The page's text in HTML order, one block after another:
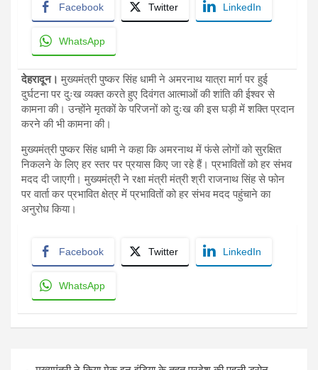
Facebook Twitter LinkedIn
WhatsApp
देहरादून। मुख्यमंत्री पुष्कर सिंह धामी ने अमरनाथ यात्रा मार्ग पर हुई
दुर्घटना पर दुःख व्यक्त करते हुए दिवंगत आत्माओं की शांति की ईश्वर से
कामना की। उन्होंने मृतकों के परिजनों को दुःख की इस घड़ी में शक्ति प्रदान
करने की भी कामना की।
मुख्यमंत्री पुष्कर सिंह धामी ने कहा कि अमरनाथ में फंसे लोगों को सुरक्षित
निकलने के लिए हर स्तर पर प्रयास किए जा रहे हैं। प्रभावितों को हर संभव
मदद दी जाएगी। मुख्यमंत्री ने रक्षा मंत्री मंत्री श्री राजनाथ सिंह से फोन
पर वार्ता कर प्रभावित क्षेत्र में प्रभावितों को हर संभव मदद पहुंचाने का
अनुरोध किया।
Facebook Twitter LinkedIn
WhatsApp